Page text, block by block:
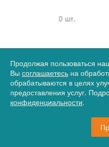
0 шт.
Выводить по 36 60 90
Продолжая пользоваться
Вы соглашаетесь на
обрабатываются в целях
предоставления услуг.
конфиденциальности.